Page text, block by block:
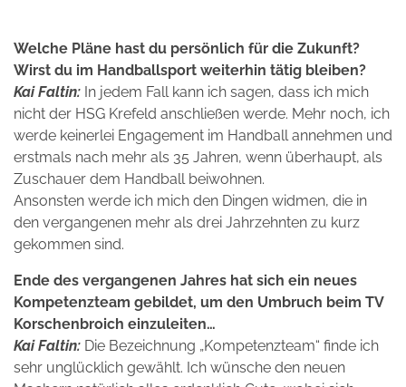
Welche Pläne hast du persönlich für die Zukunft?
Wirst du im Handballsport weiterhin tätig bleiben?
Kai Faltin: In jedem Fall kann ich sagen, dass ich mich
nicht der HSG Krefeld anschließen werde. Mehr noch, ich
werde keinerlei Engagement im Handball annehmen und
erstmals nach mehr als 35 Jahren, wenn überhaupt, als
Zuschauer dem Handball beiwohnen.
Ansonsten werde ich mich den Dingen widmen, die in
den vergangenen mehr als drei Jahrzehnten zu kurz
gekommen sind.
Ende des vergangenen Jahres hat sich ein neues
Kompetenzteam gebildet, um den Umbruch beim TV
Korschenbroich einzuleiten…
Kai Faltin: Die Bezeichnung „Kompetenzteam“ finde ich
sehr unglücklich gewählt. Ich wünsche den neuen